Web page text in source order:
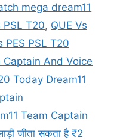
mega dream11
PSL T20, QUE Vs
PES PSL T20
Captain And Voice
Today Dream11
Team Captain
जीता सकता है ₹2